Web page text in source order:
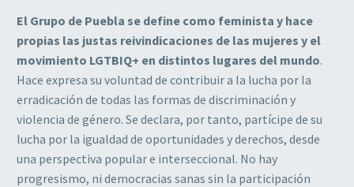
El Grupo de Puebla se define como feminista y hace
propias las justas reivindicaciones de las mujeres y el
movimiento LGTBIQ+ en distintos lugares del mundo.
Hace expresa su voluntad de contribuir a la lucha por la
erradicación de todas las formas de discriminación y
violencia de género. Se declara, por tanto, partícipe de su
lucha por la igualdad de oportunidades yderechos, desde
una perspectiva popular e interseccional. No hay
progresismo, ni democracias sanas sin la participación